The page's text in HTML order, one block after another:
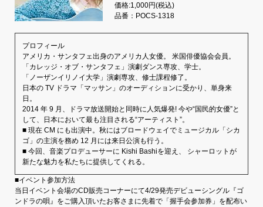
価格:1,000円(税込)
品番：POCS-1318
プロフィール
アメリカ・サンタフェ出身のアメリカ人女優。 米国俳優協会会員。
「カレッジ・オブ・サンタフェ」演劇ダンス専攻、学士。
「ノーザンイリノイ大学」演劇専攻、修士課程修了。
日本の TV ドラマ「マッサン」のオーディションに受かり、単身来
日。
2014 年 9 月、ドラマ放送開始と同時に人気爆発! 今や“国民的女優”と
して、日本において最も注目される“アーティスト”。
■ 現在 CM にも出演中。秋にはブロードウェイでミュージカル「シカ
ゴ」の主演を務め 12 月には来日公演も行う。
■ 今回、音楽プロデューサーに Kishi Bashiを迎え、 シャーロットが
新たな魅力を私たちに提供してくれる。
■イベント参加方法
当日イベント会場のCD販売コーナーにて4/29発売デビューシングル『ゴ
ンドラの唄』をご購入頂いたお客さまに先着で「握手会参加券」を配布い